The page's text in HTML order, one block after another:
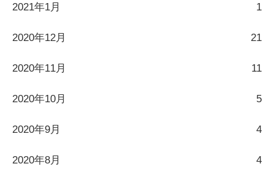
2021年1月 1
2020年12月 21
2020年11月 11
2020年10月 5
2020年9月 4
2020年8月 4